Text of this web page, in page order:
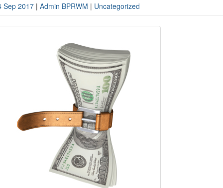
Sep 2017 | Admin BPRWM | Uncategorized